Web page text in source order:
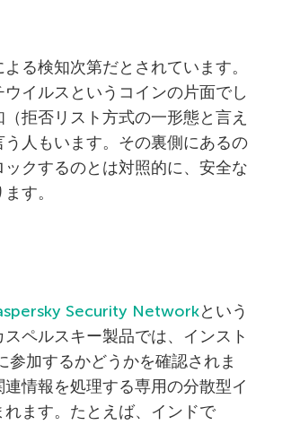
る検知次第だとされています。
イルスというコインの片面でし
拒否リスト方式の一形態と言え
人もいます。その裏側にあるの
クするのとは対照的に、安全な
す。
Security Networkという
ペルスキー製品では、インスト
加するかどうかを確認されま
情報を処理する専用の分散型イ
ます。たとえば、インドで